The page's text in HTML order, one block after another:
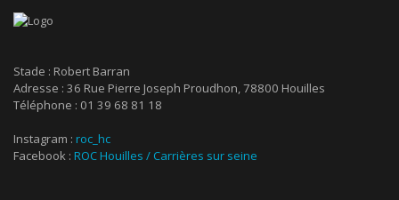
Stade : Robert Barran
Adresse : 36 Rue Pierre Joseph Proudhon, 78800 Houilles
Téléphone : 01 39 68 81 18
Instagram : roc_hc
Facebook : ROC Houilles / Carrières sur seine